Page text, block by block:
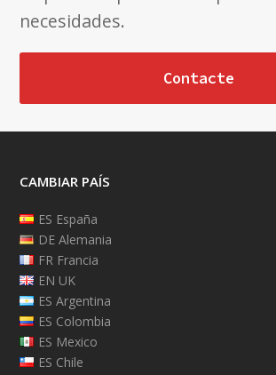
necesidades.
Contacte
CAMBIAR PAÍS
ES España
DE Alemania
FR Francia
EN UK
ES Argentina
ES Colombia
ES Mexico
ES Chile